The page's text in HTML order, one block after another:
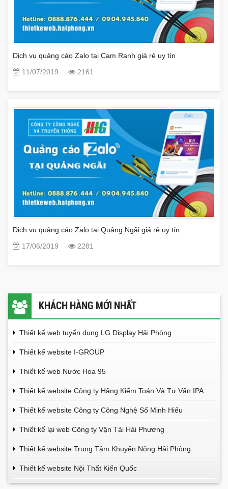
Dịch vụ quảng cáo Zalo tại Cam Ranh giá rẻ uy tín
11/07/2019
2161
Dịch vụ quảng cáo Zalo tại Quảng Ngãi giá rẻ uy tín
17/06/2019
2281
KHÁCH HÀNG MỚI NHẤT
Thiết kế web tuyển dụng LG Display Hải Phòng
Thiết kế website I-GROUP
Thiết kế web Nước Hoa 95
Thiết kế website Công ty Hãng Kiểm Toán Và Tư Vấn IPA
Thiết kế website Công ty Công Nghệ Số Minh Hiếu
Thiết kế lại web Công ty Vận Tải Hải Phương
Thiết kế website Trung Tâm Khuyến Nông Hải Phòng
Thiết kế website Nội Thất Kiến Quốc